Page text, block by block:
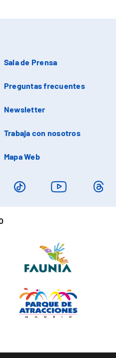
Sala de Prensa
Preguntas frecuentes
Newsletter
Trabaja con nosotros
Mapa Web